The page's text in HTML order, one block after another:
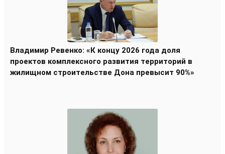
Владимир Ревенко: «К концу 2026 года доля
проектов комплексного развития территорий в
жилищном строительстве Дона превысит 90%»